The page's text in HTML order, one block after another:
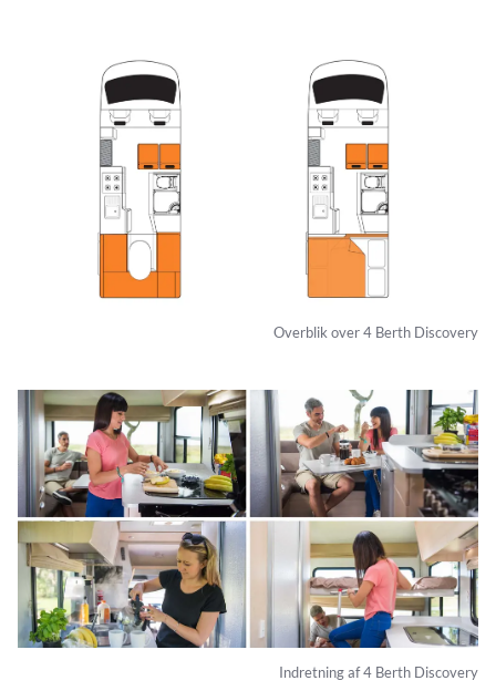
Overblik over 4 Berth Discovery
Indretning af 4 Berth Discovery